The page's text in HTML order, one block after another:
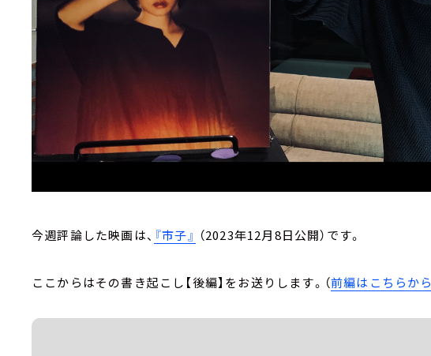
今週評論した映画は、 『市子』 （2023年12月8日公開）です。
ここからはその書き起こし【後編】をお送りします。（前編はこちらから